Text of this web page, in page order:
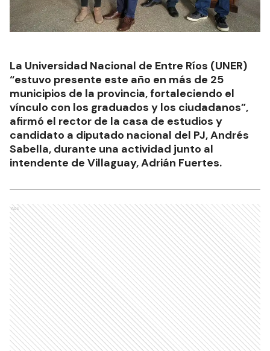
La Universidad Nacional de Entre Ríos (UNER)
“estuvo presente este año en más de 25
municipios de la provincia, fortaleciendo el
vínculo con los graduados y los ciudadanos”,
afirmó el rector de la casa de estudios y
candidato a diputado nacional del PJ, Andrés
Sabella, durante una actividad junto al
intendente de Villaguay, Adrián Fuertes.
Ads